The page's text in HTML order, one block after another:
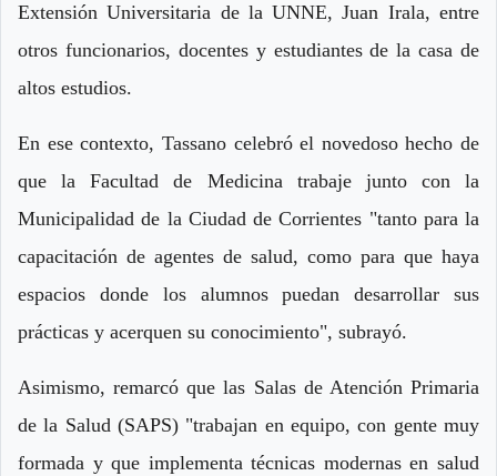
Extensión Universitaria de la UNNE, Juan Irala, entre
otros funcionarios, docentes y estudiantes de la casa de
altos estudios.
En ese contexto, Tassano celebró el novedoso hecho de
que la Facultad de Medicina trabaje junto con la
Municipalidad de la Ciudad de Corrientes "tanto para la
capacitación de agentes de salud, como para que haya
espacios donde los alumnos puedan desarrollar sus
prácticas y acerquen su conocimiento", subrayó.
Asimismo, remarcó que las Salas de Atención Primaria
de la Salud (SAPS) "trabajan en equipo, con gente muy
formada y que implementa técnicas modernas en salud